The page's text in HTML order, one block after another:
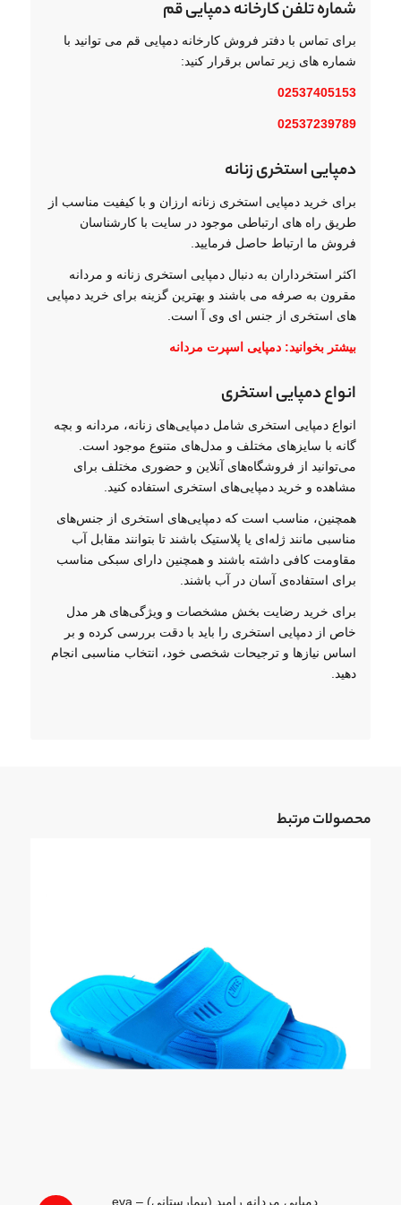
شماره تلفن کارخانه دمپایی قم
برای تماس با دفتر فروش کارخانه دمپایی قم می توانید با
شماره های زیر تماس برقرار کنید:
02537405153
02537239789
دمپایی استخری زنانه
برای خرید دمپایی استخری زنانه ارزان و با کیفیت مناسب از
طریق راه های ارتباطی موجود در سایت با کارشناسان
فروش ما ارتباط حاصل فرمایید.
اکثر استخرداران به دنبال دمپایی استخری زنانه و مردانه
مقرون به صرفه می باشند و بهترین گزینه برای خرید دمپایی
های استخری از جنس ای وی آ است.
بیشتر بخوانید: دمپایی اسپرت مردانه
انواع دمپایی استخری
انواع دمپایی استخری شامل دمپایی‌های زنانه، مردانه و بچه
گانه با سایزهای مختلف و مدل‌های متنوع موجود است.
می‌توانید از فروشگاه‌های آنلاین و حضوری مختلف برای
مشاهده و خرید دمپایی‌های استخری استفاده کنید.
همچنین، مناسب است که دمپایی‌های استخری از جنس‌های
مناسبی مانند ژله‌ای یا پلاستیک باشند تا بتوانند مقابل آب
مقاومت کافی داشته باشند و همچنین دارای سبکی مناسب
برای استفاده‌ی آسان در آب باشند.
برای خرید رضایت بخش مشخصات و ویژگی‌های هر مدل
خاص از دمپایی استخری را باید با دقت بررسی کرده و بر
اساس نیاز‌ها و ترجیحات شخصی خود، انتخاب مناسبی انجام
دهید.
محصولات مرتبط
دمپایی مردانه رامبد (بیمارستانی) – eva